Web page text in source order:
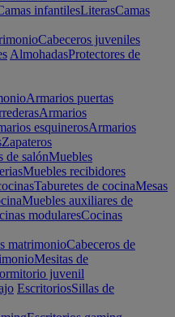
infantilesLiterasCamas
Cabeceros juveniles
AlmohadasProtectores de
Armarios puertas
Armarios
esquinerosArmarios
Zapateros
de salónMuebles
Muebles recibidores
Taburetes de cocinaMesas
Muebles auxiliares de
modularesCocinas
matrimonioCabeceros de
Mesitas de
juvenil
EscritoriosSillas de